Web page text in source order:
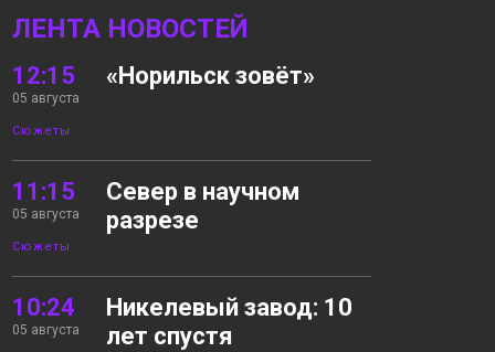
ЛЕНТА НОВОСТЕЙ
12:15
05 августа
Сюжеты
«Норильск зовёт»
11:15
05 августа
Сюжеты
Север в научном
разрезе
10:24
05 августа
Никелевый завод: 10
лет спустя